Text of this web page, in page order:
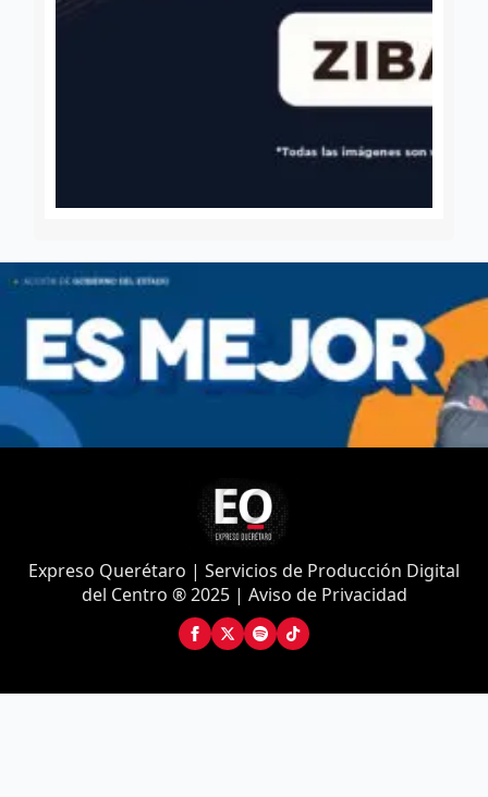
Expreso Querétaro | Servicios de Producción Digital
del Centro ® 2025 | Aviso de Privacidad